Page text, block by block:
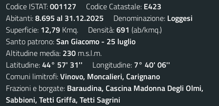
Codice ISTAT:001127 Codice Catastale: E423
Abitanti:8.695 al 31.12.2025 Denominazione: Loggesi
Superficie: 12,79 Kmq. Densità:691 (ab/kmq.)
Santo patrono:San Giacomo - 25 luglio
Altitudine media: 230 m.s.l.m.
Latitudine:44° 57' 31'' Longitudine: 7° 40' 06''
Comuni limitrofi:Vinovo, Moncalieri, Carignano
Frazioni e borgate: Baraudina, Cascina Madonna Degli Olmi,
Sabbioni, Tetti Griffa, Tetti Sagrini